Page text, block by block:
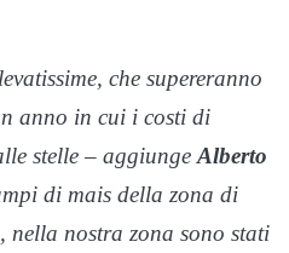
che supereranno
anno in cui i costi di
stelle – aggiunge Alberto
di mais della zona di
nella nostra zona sono stati